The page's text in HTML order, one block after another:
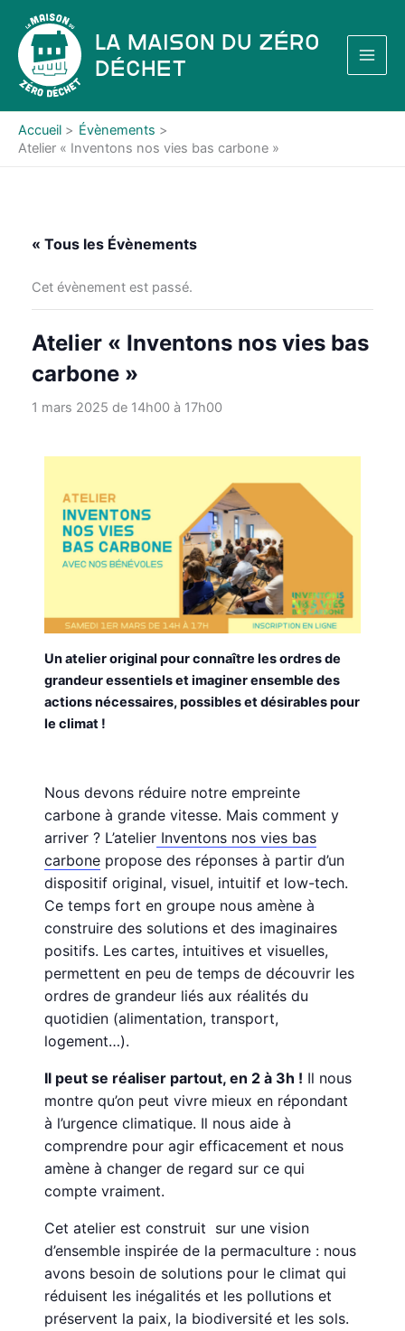
contenu
La Maison du Zéro
Déchet
Accueil
Évènements
Atelier « Inventons nos vies bas carbone »
« Tous les Évènements
Cet évènement est passé.
Atelier « Inventons nos vies bas
carbone »
1 mars 2025 de 14h00à 17h00
Un atelier original pour connaître les ordres de
grandeur essentiels et imaginer ensemble des
actions nécessaires, possibles et désirables pour
le climat !
Nous devons réduire notre empreinte
carbone à grande vitesse. Mais comment y
arriver ? L’atelier Inventons nos vies bas
carbone propose des réponses à partir d’un
dispositif original, visuel, intuitif et low-tech.
Ce temps fort en groupe nous amène à
construire des solutions et des imaginaires
positifs. Les cartes, intuitives et visuelles,
permettent en peu de temps de découvrir les
ordres de grandeur liés aux réalités du
quotidien (alimentation, transport,
logement…).
Il peut se réaliser partout, en 2 à 3h ! Il nous
montre qu’on peut vivre mieux en répondant
à l’urgence climatique. Il nous aide à
comprendre pour agir efficacement et nous
amène à changer de regard sur ce qui
compte vraiment.
Cet atelier est construit sur une vision
d’ensemble inspirée de la permaculture : nous
avons besoin de solutions pour le climat qui
réduisent les inégalités et les pollutions et
préservent la paix, la biodiversité et les sols.